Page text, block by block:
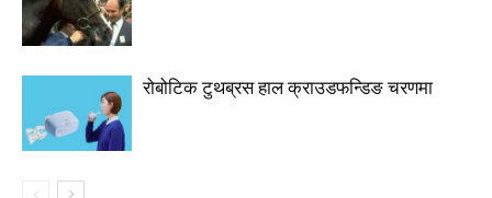
रोबोटिक टुथब्रस हाल क्राउडफन्डिङ चरणमा